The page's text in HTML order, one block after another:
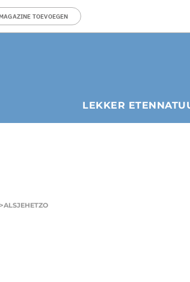
TOEVOEGEN
LEKKER ETEN
>ALSJEHETZO